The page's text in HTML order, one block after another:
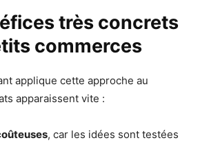
très concrets
commerces
applique cette approche au
apparaissent vite :
, car les idées sont testées